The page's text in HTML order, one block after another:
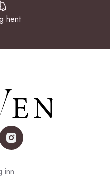
hent
instagram
inn